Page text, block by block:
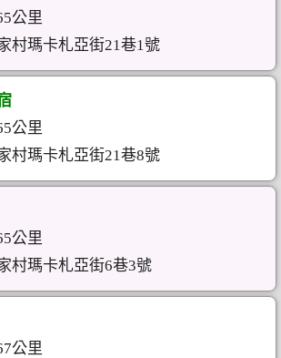
公里
村瑪卡札亞街21巷1號
公里
村瑪卡札亞街21巷8號
公里
村瑪卡札亞街6巷3號
公里